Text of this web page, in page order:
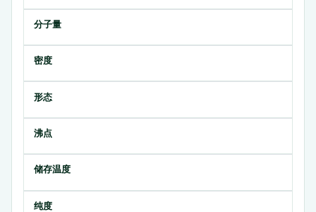
分子量
密度
形态
沸点
储存温度
纯度